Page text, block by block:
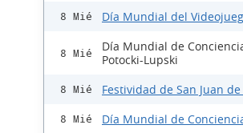
8 Mié Día Mundial del
8 Mié
Día Mundial de
Potocki-Lupski
8 Mié Festividad de San Juan de
8 Mié Día Mundial de